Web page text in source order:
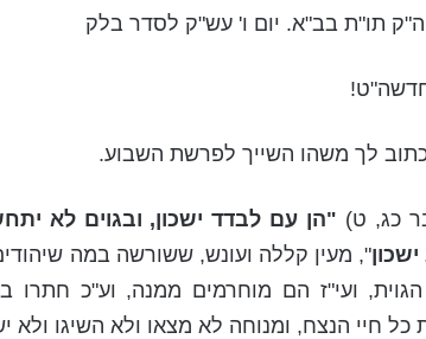
תו"ת בב"א. יום ו' עש"ק לסדר בלק
לך משהו השייך לפרשת השבוע.
כג, ט) "הן עם לבדד ישכון, ובגוים לא
", מעין קללה ועונש, ששורשה במה
ועי"ז הם מוחרמים ממנה, וע"כ חתרו
כל חיי הנצח, ומנוחה לא מצאו ולא השיגו ולא